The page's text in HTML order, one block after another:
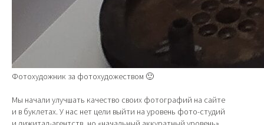
Фотохудожник за фотохудожеством 🙂
Мы начали улучшать качество своих фотографий на сайте
и в буклетах. У нас нет цели выйти на уровень фото-студий